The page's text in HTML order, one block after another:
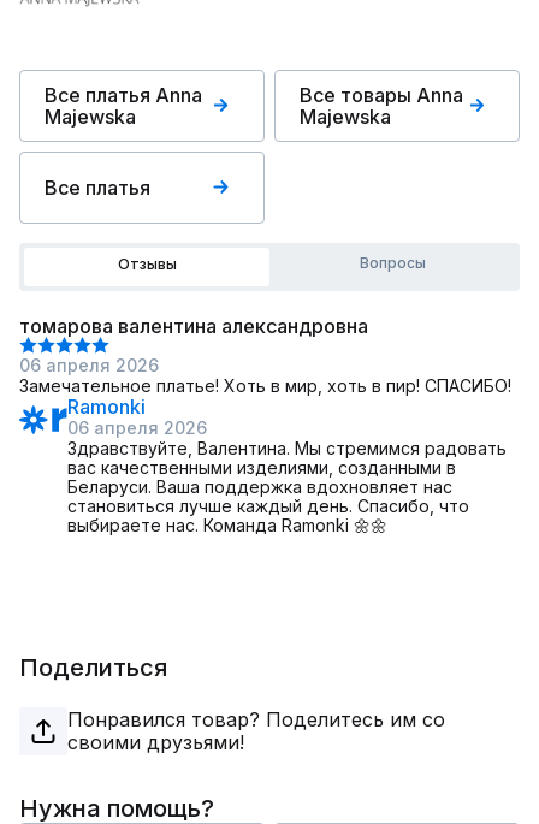
Все платья Anna
Majewska
Все товары Anna
Majewska
Все платья
Отзывы Вопросы
томарова валентина александровна
06 апреля 2026
Замечательное платье! Хоть в мир, хоть в пир! СПАСИБО!
Ramonki
06 апреля 2026
Здравствуйте, Валентина. Мы стремимся радовать
вас качественными изделиями, созданными в
Беларуси. Ваша поддержка вдохновляет нас
становиться лучше каждый день. Спасибо, что
выбираете нас. Команда Ramonki 🌼🌼
Поделиться
Понравился товар? Поделитесь им со
своими друзьями!
Нужна помощь?